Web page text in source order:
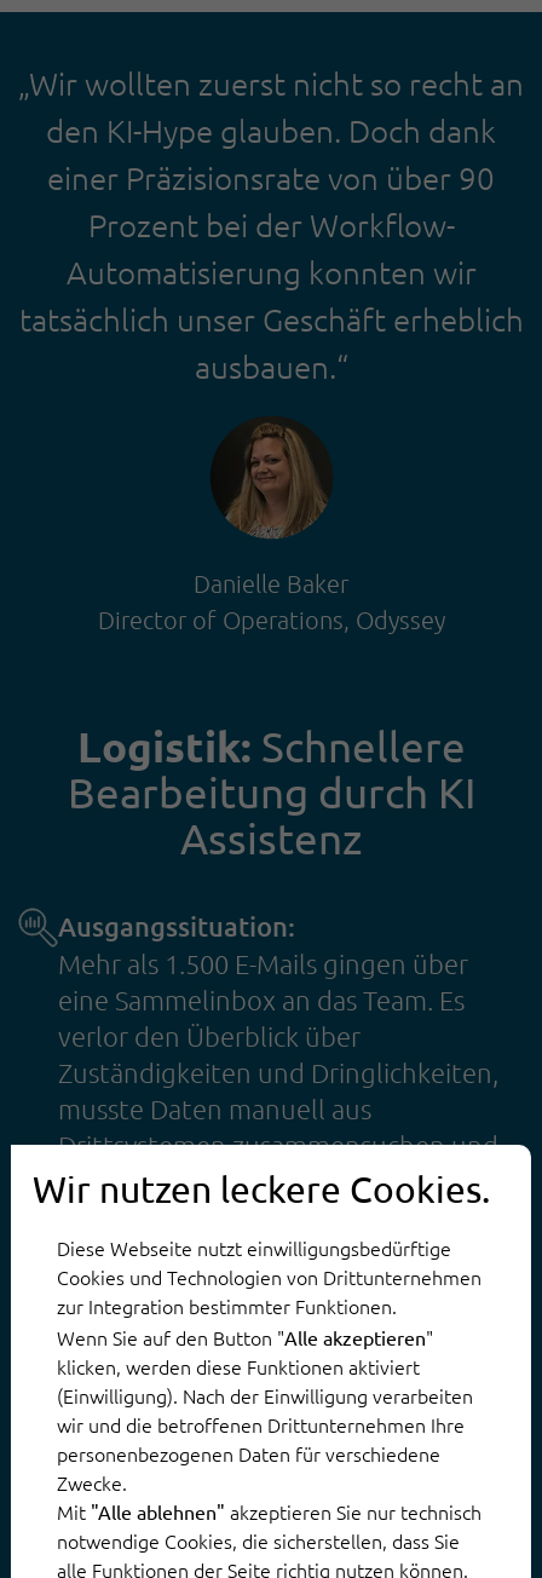
Wir nutzen leckere Cookies.
Diese Webseite nutzt einwilligungsbedürftige
Cookies und Technologien von Drittunternehmen
zur Integration bestimmter Funktionen.
Wenn Sie auf den Button "Alle akzeptieren"
klicken, werden diese Funktionen aktiviert
(Einwilligung). Nach der Einwilligung verarbeiten
wir und die betroffenen Drittunternehmen Ihre
personenbezogenen Daten für verschiedene
Zwecke.
Mit "Alle ablehnen" akzeptieren Sie nur technisch
notwendige Cookies, die sicherstellen, dass Sie
alle Funktionen der Seite richtig nutzen können.
„Wir wollten zuerst nicht so recht an
den KI-Hype glauben. Doch dank
einer Präzisionsrate von über 90
Prozent bei der Workflow-
Automatisierung konnten wir
tatsächlich unser Geschäft erheblich
ausbauen.“
Danielle Baker
Director of Operations, Odyssey
Logistik: Schnellere
Bearbeitung durch KI
Assistenz
Ausgangssituation:
Mehr als 1.500 E-Mails gingen über
eine Sammelinbox an das Team. Es
verlor den Überblick über
Zuständigkeiten und Dringlichkeiten,
musste Daten manuell aus
Drittsystemen zusammensuchen und
hatte keine Transparenz über laufende
Mit ThinkOwl:
ThinkOwl KI kategorisiert, priorisiert
und routet die Anfragen automatisch,
liefert alle relevanten Kundendaten
aus Bestandssystemen und
schlägt passende Antworten vor.
Ergebnis:
Bearbeitungszeit pro Ticket sinkt um